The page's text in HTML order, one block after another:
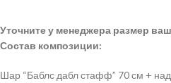
Уточните у менеджера размер
Состав композиции:
Шар “Баблс дабл стафф” 70 см +